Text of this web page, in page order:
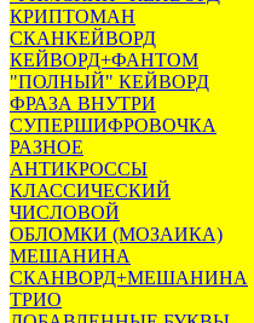
КРИПТОМАН
СКАНКЕЙВОРД
КЕЙВОРД+ФАНТОМ
"ПОЛНЫЙ" КЕЙВОРД
ФРАЗА ВНУТРИ
СУПЕРШИФРОВОЧКА
РАЗНОЕ
АНТИКРОССЫ
КЛАССИЧЕСКИЙ
ЧИСЛОВОЙ
ОБЛОМКИ (МОЗАИКА)
МЕШАНИНА
СКАНВОРД+МЕШАНИНА
ТРИО